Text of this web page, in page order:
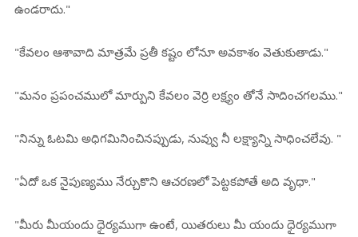
ఉండరాదు."
"కేవలం ఆశావాది మాత్రమే ప్రతీ కష్టం లోనూ అవకాశం వెతుకుతాడు."
"మనం ప్రపంచములో మార్పుని కేవలం వెర్రి లక్ష్యం తోనే సాదించగలము."
"నిన్ను ఓటమి అధిగమినించినప్పుడు, నువ్వు నీ లక్ష్యాన్ని సాధించలేవు. "
"ఏదో ఒక నైపుణ్యము నేర్చుకొని ఆచరణలో పెట్టకపోతే అది వృధా."
"మీరు మీయందు ధైర్యముగా ఉంటే, యితరులు మీ యందు ధైర్యముగా